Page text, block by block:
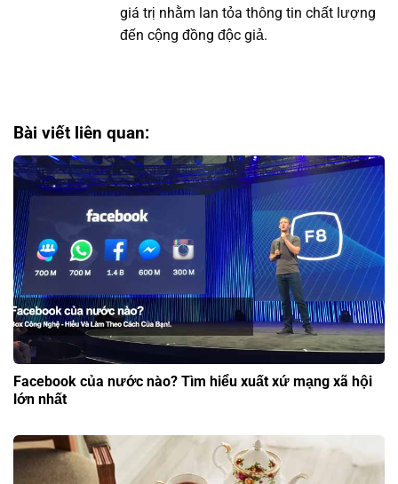
giá trị nhằm lan tỏa thông tin chất lượng
đến cộng đồng độc giả.
Bài viết liên quan:
Facebook của nước nào? Tìm hiểu xuất xứ mạng xã hội
lớn nhất